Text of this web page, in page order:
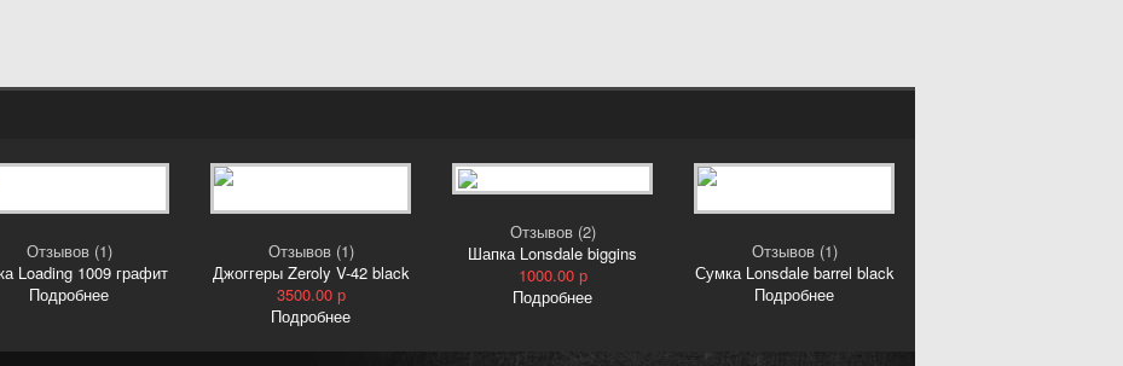
Отзывов (1)
Loading 1009 графит
Подробнее
Отзывов (1)
Джоггеры Zeroly V-42 black
3500.00 р
Подробнее
Отзывов (2)
Шапка Lonsdale biggins
1000.00 р
Подробнее
Отзывов (1)
Сумка Lonsdale barrel black
Подробнее